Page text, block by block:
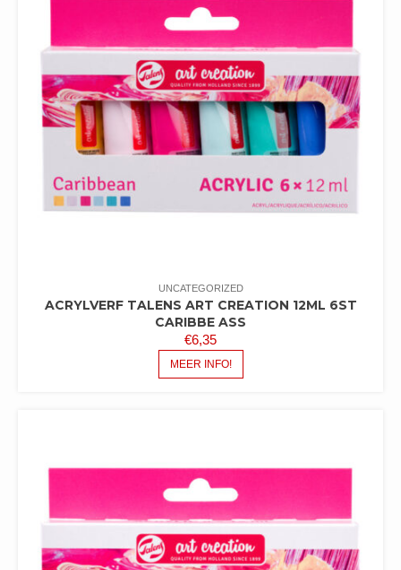
UNCATEGORIZED
ACRYLVERF TALENS ART CREATION 12ML 6ST
CARIBBE ASS
€6,35
MEER INFO!